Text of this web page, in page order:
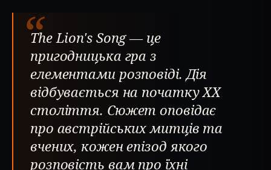
“
The Lion's Song — це
пригодницька гра з
елементами розповіді. Дія
відбувається на початку ХХ
століття. Сюжет оповідає
про австрійських митців та
вчених, кожен епізод якого
розповість вам про їхні